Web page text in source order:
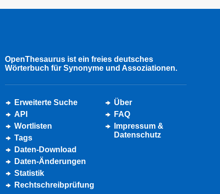
OpenThesaurus ist ein freies deutsches
Wörterbuch für Synonyme und Assoziationen.
Erweiterte Suche
API
Wortlisten
Tags
Daten-Download
Daten-Änderungen
Statistik
Rechtschreibprüfung
Über
FAQ
Impressum &
Datenschutz